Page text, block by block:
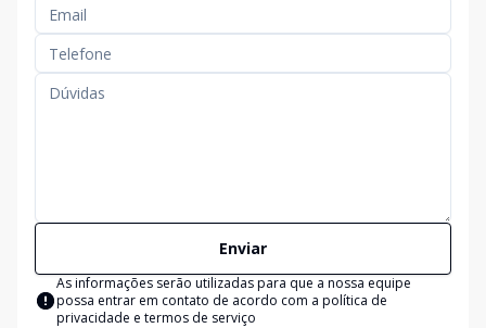
Enviar
As informações serão utilizadas para que a nossa equipe
possa entrar em contato de acordo com a política de
privacidade e termos de serviço